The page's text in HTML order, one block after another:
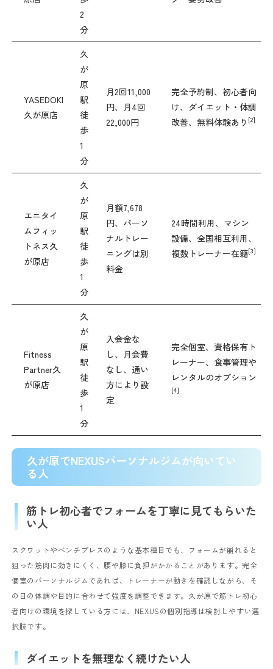
2
分
YASEDOKI
久が原店
久
が
原
駅
徒
歩
1
分
月2回11,000
円、月4回
22,000円
完全予約制、初心者向
け、ダイエット・体調
改善、無料体験あり [2]
エニタイ
ムフィッ
トネス久
が原店
久
が
原
駅
徒
歩
1
分
月額7,678
円、パーソ
ナルトレー
ニングは別
料金
24時間利用、マシン
設備、全国相互利用、
複数トレーナー在籍[3]
Fitness
Partner久
が原店
久
が
原
駅
徒
歩
1
分
入会金な
し、月会費
なし、通い
方により設
定
完全個室、資格保有ト
レーナー、食事管理や
レンタルのオプション
[4]
久が原でNEXUSパーソナルジムが向いてい
る人
筋トレ初心者でフォームを丁寧に見てもらいた
い人
スクワットやベンチプレスのような基本種目でも、フォームが崩れると
狙った筋肉に効きにくく、腰や膝に負担がかかることがあります。完全
個室のパーソナルジムであれば、トレーナーが動きを確認しながら、そ
の日の体調や目的に合わせて強度を調整できます。久が原で筋トレ初心
者向けの環境を探している方には、NEXUSの個別指導は検討しやすい選
択肢です。
ダイエットを無理なく続けたい人